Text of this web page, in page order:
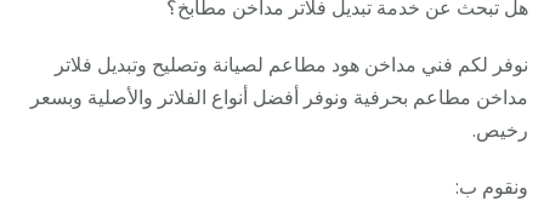
هل تبحث عن خدمة تبديل فلاتر مداخن مطابخ؟
نوفر لكم فني مداخن هود مطاعم لصيانة وتصليح وتبديل فلاتر
مداخن مطاعم بحرفية ونوفر أفضل أنواع الفلاتر والأصلية وبسعر
رخيص.
ونقوم ب: